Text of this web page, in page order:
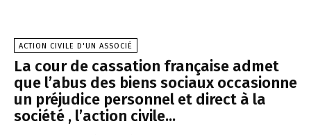
ACTION CIVILE D'UN ASSOCIÉ
La cour de cassation française admet
que l’abus des biens sociaux occasionne
un préjudice personnel et direct à la
société , l’action civile...